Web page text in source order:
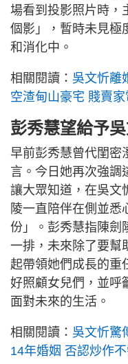
場看到投影照片時，
個影」，暫時未見極
和消化中。
相關閱讀： 吳文忻離
空渣甸山豪宅 賤賣
彭秀慧望給予
早前彭秀慧曾代閨密
言。今日她再次強調
讓大眾知道，在吳文
陵一直陪伴在側並悉
份」。彭秀慧指陳劍
一排，未來除了要幫
起帶領她們成長的重
好照顧女兒們，並呼
面對未來的生活。
相關閱讀： 吳文忻驚
14年婚姻 否認炒作